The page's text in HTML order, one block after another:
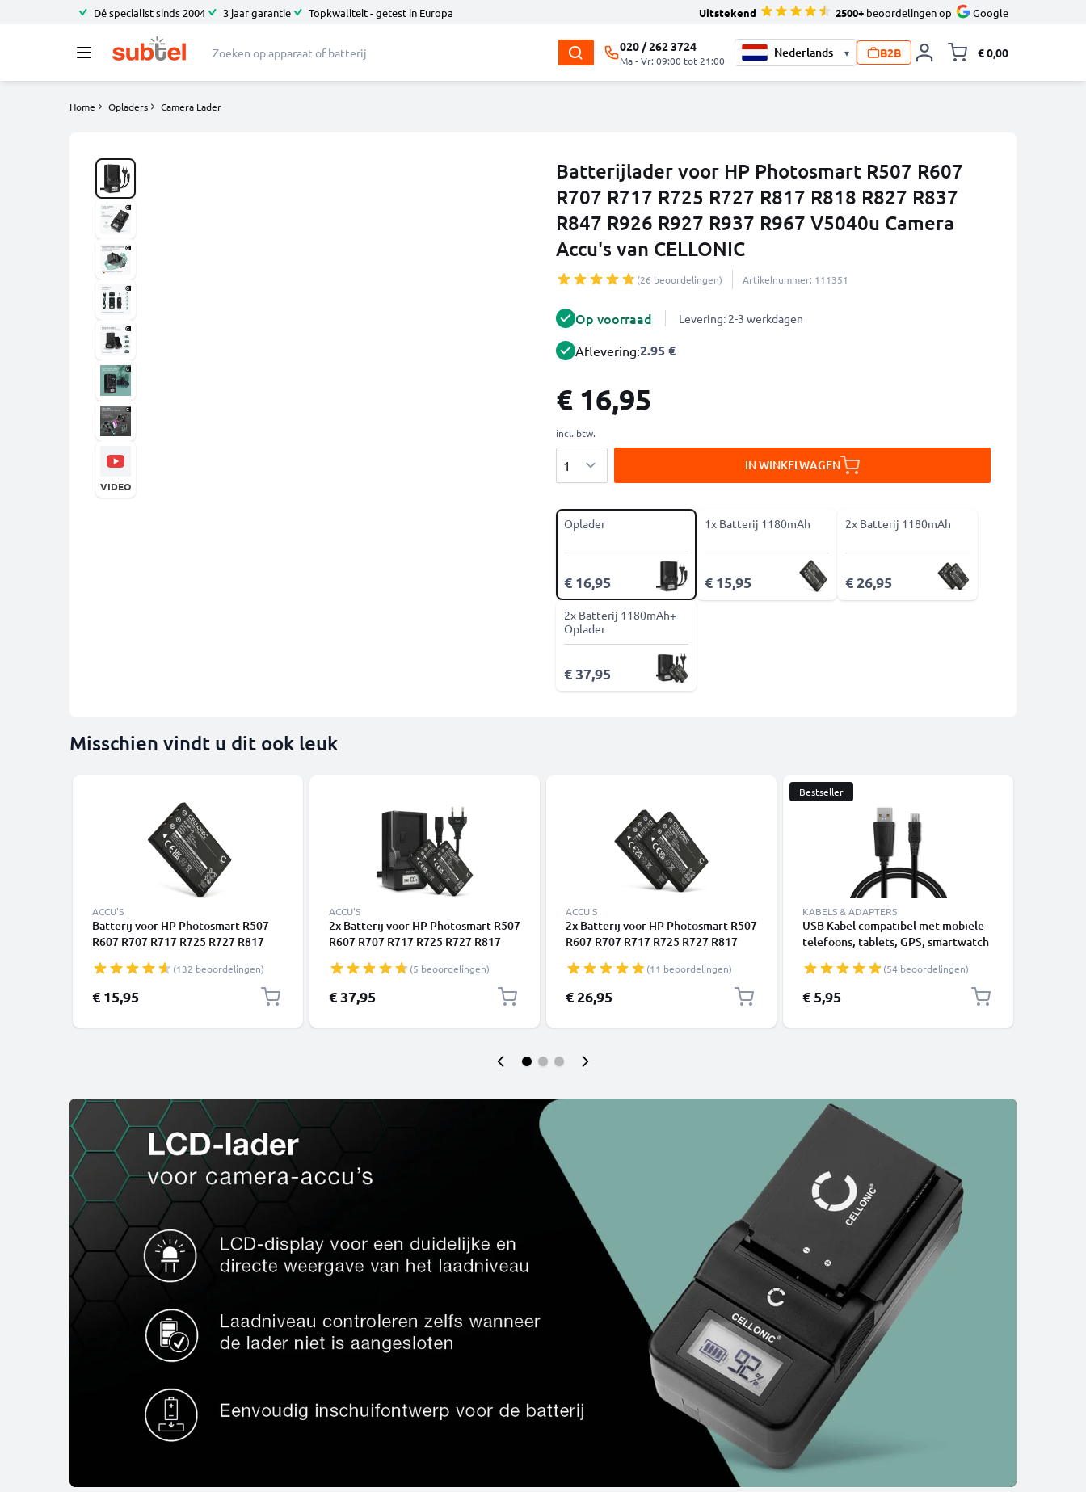
Dé specialist sinds 2004 3 jaar garantie Topkwaliteit - getest in Europa Uitstekend 2500+ beoordelingen op Google
020 / 262 3724
Ma - Vr: 09:00 tot 21:00
▾ B2B € 0,00
Home Opladers Camera Lader
Batterijlader voor HP Photosmart R507 R607
R707 R717 R725 R727 R817 R818 R827 R837
R847 R926 R927 R937 R967 V5040u Camera
Accu's van CELLONIC
(26 beoordelingen) Artikelnummer: 111351
VIDEO
Op voorraad Levering: 2-3 werkdagen
Aflevering:2.95 €
€ 16,95
incl. btw.
IN WINKELWAGEN
Oplader
€ 16,95
1x Batterij 1180mAh
€ 15,95
2x Batterij 1180mAh
€ 26,95
2x Batterij 1180mAh+
Oplader
€ 37,95
Misschien vindt u dit ook leuk
ACCU'S
Batterij voor HP Photosmart R507
R607 R707 R717 R725 R727 R817
1180mAh camera van CELLONIC
(132 beoordelingen)
€ 15,95
ACCU'S
2x Batterij voor HP Photosmart R507
R607 R707 R717 R725 R727 R817
1180mAh + Oplader camera van
CELLONIC
(5 beoordelingen)
€ 37,95
ACCU'S
2x Batterij voor HP Photosmart R507
R607 R707 R717 R725 R727 R817
1180mAh camera van CELLONIC
(11 beoordelingen)
€ 26,95
Bestseller
KABELS & ADAPTERS
USB Kabel compatibel met mobiele
telefoons, tablets, GPS, smartwatch
PVC
(54 beoordelingen)
€ 5,95